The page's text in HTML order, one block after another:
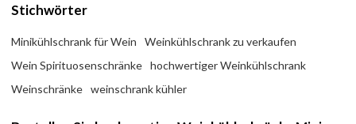
Stichwörter
Minikühlschrank für Wein
Weinkühlschrank zu verkaufen
Wein Spirituosenschränke
hochwertiger Weinkühlschrank
Weinschränke
weinschrank kühler